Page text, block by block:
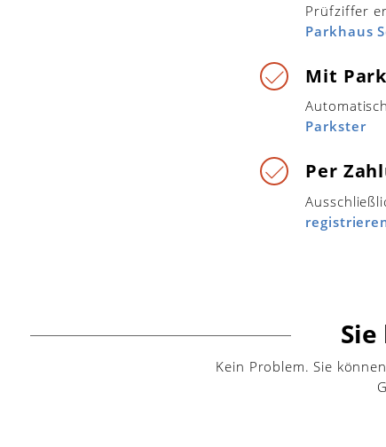
Prüfziffer
Parkhaus
Mit
Parkster
Per
Kein Problem. Sie